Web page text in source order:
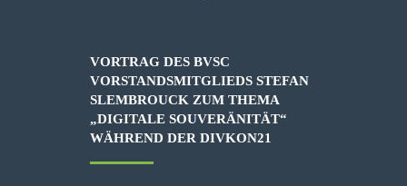
VORTRAG DES BVSC
VORSTANDSMITGLIEDS STEFAN
SLEMBROUCK ZUM THEMA
„DIGITALE SOUVERÄNITÄT“
WÄHREND DER DIVKON21